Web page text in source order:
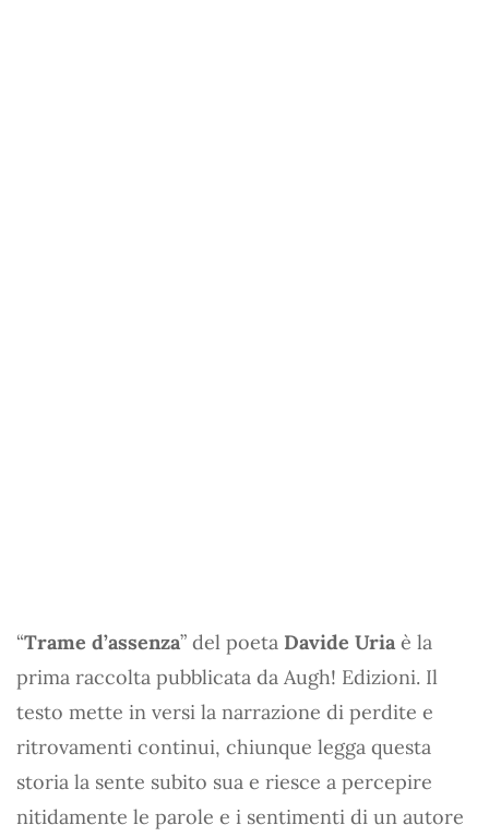
“Trame d’assenza” del poeta Davide Uria è la
prima raccolta pubblicata da Augh! Edizioni. Il
testo mette in versi la narrazione di perdite e
ritrovamenti continui, chiunque legga questa
storia la sente subito sua e riesce a percepire
nitidamente le parole e i sentimenti di un autore